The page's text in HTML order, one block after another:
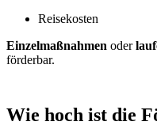
Reisekosten
Einzelmaßnahmen oder
förderbar.
Wie hoch ist die